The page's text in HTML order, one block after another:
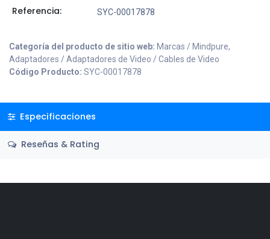
Referencia: SYC-00017878
Categoría del producto de sitio web: Marcas / Mindpure,
Adaptadores / Adaptadores de Video / Cables de Video
Código Producto: SYC-00017878
Especificaciones
Reseñas & Rating